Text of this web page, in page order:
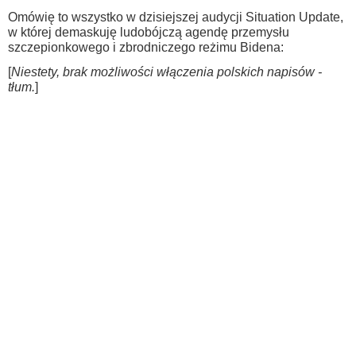
Omówię to wszystko w dzisiejszej audycji Situation Update,
w której demaskuję ludobójczą agendę przemysłu
szczepionkowego i zbrodniczego reżimu Bidena:
[Niestety, brak możliwości włączenia polskich napisów -
tłum.]